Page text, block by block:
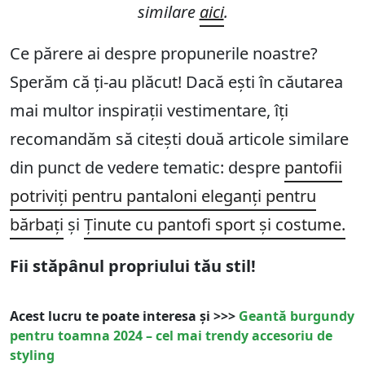
similare aici.
Ce părere ai despre propunerile noastre?
Sperăm că ți-au plăcut! Dacă ești în căutarea
mai multor inspirații vestimentare, îți
recomandăm să citești două articole similare
din punct de vedere tematic: despre pantofii
potriviți pentru pantaloni eleganți pentru
bărbați și Ținute cu pantofi sport și costume.
Fii stăpânul propriului tău stil!
Acest lucru te poate interesa și >>> Geantă burgundy
pentru toamna 2024 – cel mai trendy accesoriu de
styling